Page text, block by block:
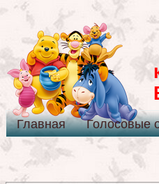
Главная Голосовые